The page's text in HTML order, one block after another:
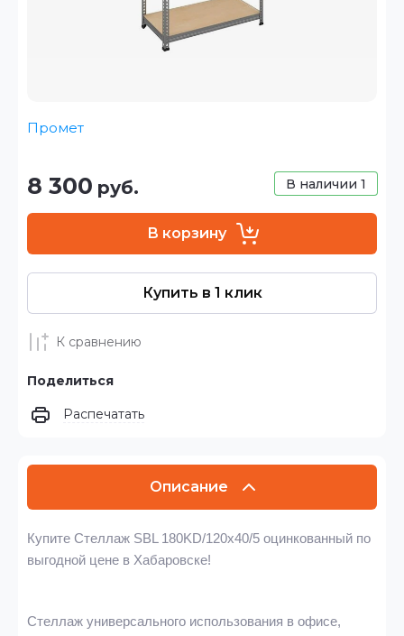
Промет
В наличии 1
8 300 руб.
В корзину
Купить в 1 клик
К сравнению
Поделиться
Распечатать
Описание
Купите Стеллаж SBL 180KD/120x40/5 оцинкованный по
выгодной цене в Хабаровске!
Стеллаж универсального использования в офисе,